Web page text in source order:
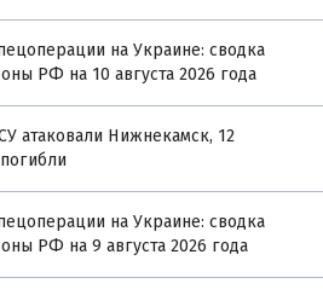
на Украине: сводка
РФ на 10 августа 2026 года
атаковали Нижнекамск, 12
на Украине: сводка
РФ на 9 августа 2026 года